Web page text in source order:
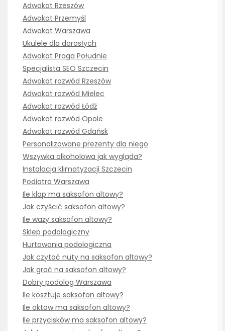
Adwokat Rzeszów
Adwokat Przemyśl
Adwokat Warszawa
Ukulele dla dorosłych
Adwokat Praga Południe
Specjalista SEO Szczecin
Adwokat rozwód Rzeszów
Adwokat rozwód Mielec
Adwokat rozwód Łódź
Adwokat rozwód Opole
Adwokat rozwód Gdańsk
Personalizowane prezenty dla niego
Wszywka alkoholowa jak wygląda?
Instalacja klimatyzacji Szczecin
Podiatra Warszawa
Ile klap ma saksofon altowy?
Jak czyścić saksofon altowy?
Ile waży saksofon altowy?
Sklep podologiczny
Hurtowania podologiczna
Jak czytać nuty na saksofon altowy?
Jak grać na saksofon altowy?
Dobry podolog Warszawa
Ile kosztuje saksofon altowy?
Ile oktaw ma saksofon altowy?
Ile przycisków ma saksofon altowy?